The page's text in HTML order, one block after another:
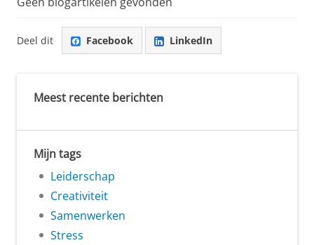
Deel dit Facebook LinkedIn
Meest recente berichten
Mijn tags
Leiderschap
Creativiteit
Samenwerken
Stress